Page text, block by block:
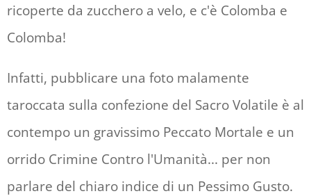
ricoperte da zucchero a velo, e c'è Colomba e
Colomba!
Infatti, pubblicare una foto malamente
taroccata sulla confezione del Sacro Volatile è al
contempo un gravissimo Peccato Mortale e un
orrido Crimine Contro l'Umanità... per non
parlare del chiaro indice di un Pessimo Gusto.